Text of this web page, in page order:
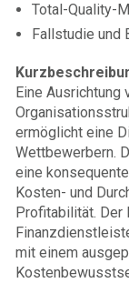
Total-Quality-
Fallstudie und
Eine Ausrichtung
ermöglicht eine
Wettbewerbern.
eine
Kosten- und
Profitabilität. Der
mit einem